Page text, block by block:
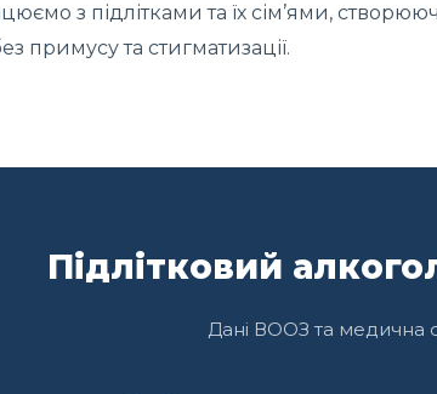
з підлітками та їх сім’ями,
примусу та стигматизації.
Підлітковий
Дані ВООЗ та медична